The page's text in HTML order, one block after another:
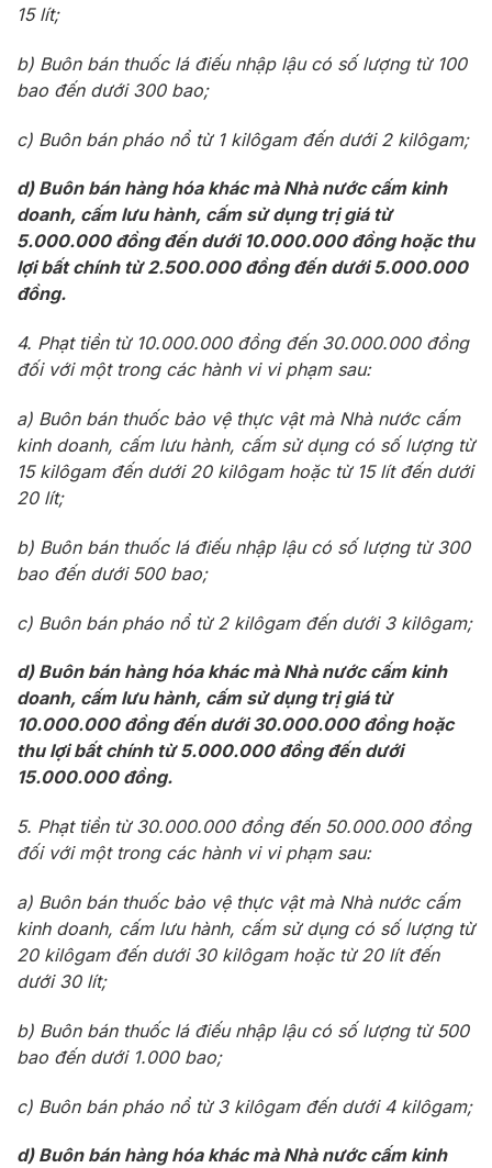
15 lít;
b) Buôn bán thuốc lá điếu nhập lậu có số lượng từ 100
bao đến dưới 300 bao;
c) Buôn bán pháo nổ từ 1 kilôgam đến dưới 2 kilôgam;
d) Buôn bán hàng hóa khác mà Nhà nước cấm kinh
doanh, cấm lưu hành, cấm sử dụng trị giá từ
5.000.000 đồng đến dưới 10.000.000 đồng hoặc thu
lợi bất chính từ 2.500.000 đồng đến dưới 5.000.000
đồng.
4. Phạt tiền từ 10.000.000 đồng đến 30.000.000 đồng
đối với một trong các hành vi vi phạm sau:
a) Buôn bán thuốc bảo vệ thực vật mà Nhà nước cấm
kinh doanh, cấm lưu hành, cấm sử dụng có số lượng từ
15 kilôgam đến dưới 20 kilôgam hoặc từ 15 lít đến dưới
20 lít;
b) Buôn bán thuốc lá điếu nhập lậu có số lượng từ 300
bao đến dưới 500 bao;
c) Buôn bán pháo nổ từ 2 kilôgam đến dưới 3 kilôgam;
d) Buôn bán hàng hóa khác mà Nhà nước cấm kinh
doanh, cấm lưu hành, cấm sử dụng trị giá từ
10.000.000 đồng đến dưới 30.000.000 đồng hoặc
thu lợi bất chính từ 5.000.000 đồng đến dưới
15.000.000 đồng.
5. Phạt tiền từ 30.000.000 đồng đến 50.000.000 đồng
đối với một trong các hành vi vi phạm sau:
a) Buôn bán thuốc bảo vệ thực vật mà Nhà nước cấm
kinh doanh, cấm lưu hành, cấm sử dụng có số lượng từ
20 kilôgam đến dưới 30 kilôgam hoặc từ 20 lít đến
dưới 30 lít;
b) Buôn bán thuốc lá điếu nhập lậu có số lượng từ 500
bao đến dưới 1.000 bao;
c) Buôn bán pháo nổ từ 3 kilôgam đến dưới 4 kilôgam;
d) Buôn bán hàng hóa khác mà Nhà nước cấm kinh